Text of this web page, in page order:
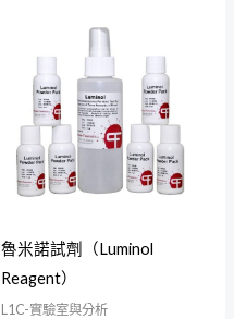
魯米諾試劑（Luminol
Reagent）
L1C-實驗室與分析